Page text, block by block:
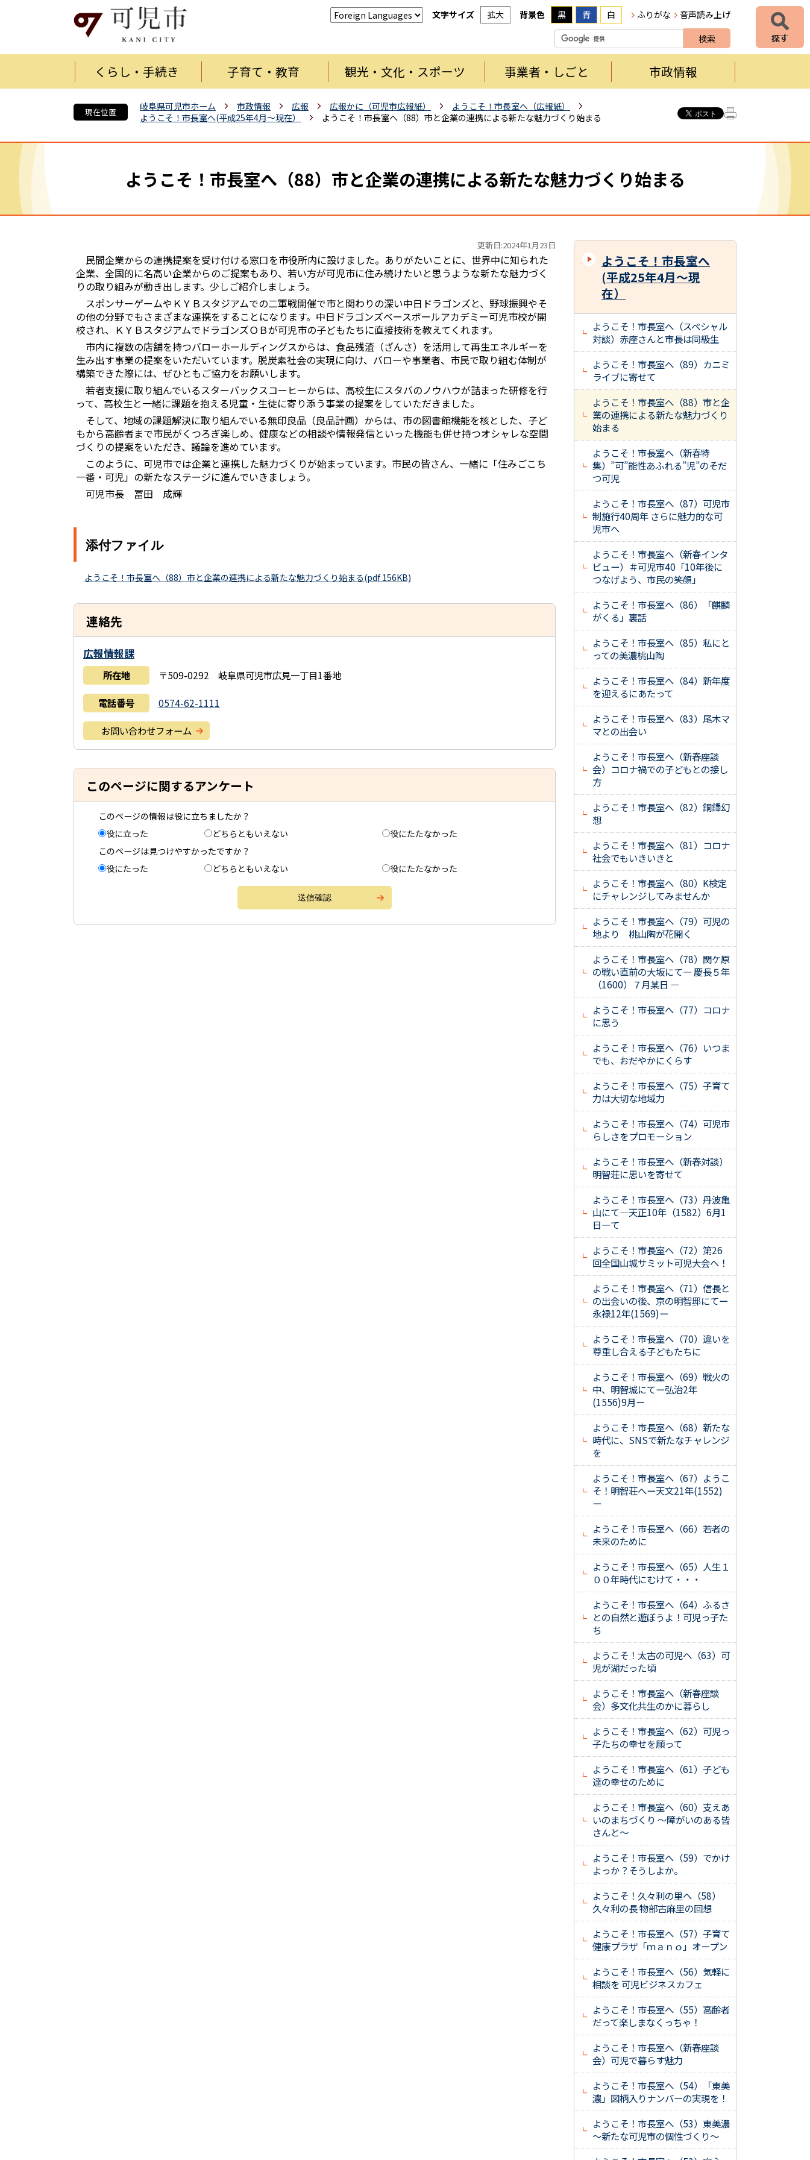
文字サイズ 拡大 背景色 黒 青 白 ふりがな 音声読み上げ
くらし・手続き 子育て・教育 観光・文化・スポーツ 事業者・しごと 市政情報
現在位置 岐阜県可児市ホーム 市政情報 広報 広報かに（可児市広報紙）
ようこそ！市長室へ（広報紙）
ようこそ！市長室へ(平成25年4月～現在）
ようこそ！市長室へ（88）市と企業の連携による新たな魅力づくり始まる
ようこそ！市長室へ（88）市と企業の連携による新たな魅力づくり始まる
更新日:2024年1月23日
民間企業からの連携提案を受け付ける窓口を市役所内に設けました。ありがたいことに、世界中に知られた
企業、全国的に名高い企業からのご提案もあり、若い方が可児市に住み続けたいと思うような新たな魅力づく
りの取り組みが動き出します。少しご紹介しましょう。
スポンサーゲームやＫＹＢスタジアムでの二軍戦開催で市と関わりの深い中日ドラゴンズと、野球振興やそ
の他の分野でもさまざまな連携をすることになります。中日ドラゴンズベースボールアカデミー可児市校が開
校され、ＫＹＢスタジアムでドラゴンズＯＢが可児市の子どもたちに直接技術を教えてくれます。
市内に複数の店舗を持つバローホールディングスからは、食品残渣（ざんさ）を活用して再生エネルギーを
生み出す事業の提案をいただいています。脱炭素社会の実現に向け、バローや事業者、市民で取り組む体制が
構築できた際には、ぜひともご協力をお願いします。
若者支援に取り組んでいるスターバックスコーヒーからは、高校生にスタバのノウハウが詰まった研修を行
って、高校生と一緒に課題を抱える児童・生徒に寄り添う事業の提案をしていただきました。
そして、地域の課題解決に取り組んでいる無印良品（良品計画）からは、市の図書館機能を核とした、子ど
もから高齢者まで市民がくつろぎ楽しめ、健康などの相談や情報発信といった機能も併せ持つオシャレな空間
づくりの提案をいただき、議論を進めています。
このように、可児市では企業と連携した魅力づくりが始まっています。市民の皆さん、一緒に「住みごこち
一番・可児」の新たなステージに進んでいきましょう。
可児市長 冨田 成輝
添付ファイル
ようこそ！市長室へ（88）市と企業の連携による新たな魅力づくり始まる(pdf 156KB)
連絡先
広報情報課
所在地 〒509-0292 岐阜県可児市広見一丁目1番地
電話番号 0574-62-1111
お問い合わせフォーム
このページに関するアンケート
このページの情報は役に立ちましたか？
役に立った
どちらともいえない
役にたたなかった
このページは見つけやすかったですか？
役にたった
どちらともいえない 役にたたなかった
ようこそ！市長室へ
(平成25年4月～現
在）
ようこそ！市長室へ（スペシャル
対談）赤座さんと市長は同級生
ようこそ！市長室へ（89）カニミ
ライブに寄せて
ようこそ！市長室へ（88）市と企
業の連携による新たな魅力づくり
始まる
ようこそ！市長室へ（新春特
集）”可”能性あふれる”児”のそだ
つ可児
ようこそ！市長室へ（87）可児市
制施行40周年 さらに魅力的な可
児市へ
ようこそ！市長室へ（新春インタ
ビュー）＃可児市40「10年後に
つなげよう、市民の笑顔」
ようこそ！市長室へ（86）「麒麟
がくる」裏話
ようこそ！市長室へ（85）私にと
っての美濃桃山陶
ようこそ！市長室へ（84）新年度
を迎えるにあたって
ようこそ！市長室へ（83）尾木マ
マとの出会い
ようこそ！市長室へ（新春座談
会）コロナ禍での子どもとの接し
方
ようこそ！市長室へ（82）銅鐸幻
想
ようこそ！市長室へ（81）コロナ
社会でもいきいきと
ようこそ！市長室へ（80）K検定
にチャレンジしてみませんか
ようこそ！市長室へ（79）可児の
地より 桃山陶が花開く
ようこそ！市長室へ（78）関ケ原
の戦い直前の大坂にて― 慶長５年
（1600）７月某日 ―
ようこそ！市長室へ（77）コロナ
に思う
ようこそ！市長室へ（76）いつま
でも、おだやかにくらす
ようこそ！市長室へ（75）子育て
力は大切な地域力
ようこそ！市長室へ（74）可児市
らしさをプロモーション
ようこそ！市長室へ（新春対談）
明智荘に思いを寄せて
ようこそ！市長室へ（73）丹波亀
山にて―天正10年（1582）6月1
日―て
ようこそ！市長室へ（72）第26
回全国山城サミット可児大会へ！
ようこそ！市長室へ（71）信長と
の出会いの後、京の明智邸にてー
永禄12年(1569)ー
ようこそ！市長室へ（70）違いを
尊重し合える子どもたちに
ようこそ！市長室へ（69）戦火の
中、明智城にてー弘治2年
(1556)9月ー
ようこそ！市長室へ（68）新たな
時代に、SNSで新たなチャレンジ
を
ようこそ！市長室へ（67）ようこ
そ！明智荘へー天文21年(1552)
ー
ようこそ！市長室へ（66）若者の
未来のために
ようこそ！市長室へ（65）人生１
００年時代にむけて・・・
ようこそ！市長室へ（64）ふるさ
との自然と遊ぼうよ！可児っ子た
ち
ようこそ！太古の可児へ（63）可
児が湖だった頃
ようこそ！市長室へ（新春座談
会）多文化共生のかに暮らし
ようこそ！市長室へ（62）可児っ
子たちの幸せを願って
ようこそ！市長室へ（61）子ども
達の幸せのために
ようこそ！市長室へ（60）支えあ
いのまちづくり ～障がいのある皆
さんと～
ようこそ！市長室へ（59）でかけ
よっか？そうしよか。
ようこそ！久々利の里へ（58）
久々利の長 物部古麻里の回想
ようこそ！市長室へ（57）子育て
健康プラザ「ｍａｎｏ」オープン
ようこそ！市長室へ（56）気軽に
相談を 可児ビジネスカフェ
ようこそ！市長室へ（55）高齢者
だって楽しまなくっちゃ！
ようこそ！市長室へ（新春座談
会）可児で暮らす魅力
ようこそ！市長室へ（54）「東美
濃」図柄入りナンバーの実現を！
ようこそ！市長室へ（53）東美濃
～新たな可児市の個性づくり～